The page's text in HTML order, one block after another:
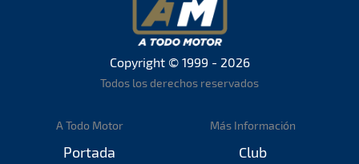
Copyright © 1999 - 2026
Todos los derechos reservados
A Todo Motor
Portada
Más Información
Club